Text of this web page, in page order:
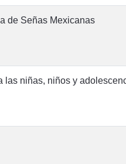
de Señas Mexicanas
las niñas, niños y